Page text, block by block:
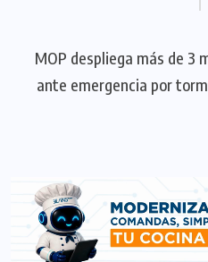
MOP despliega más de 3
ante emergencia por